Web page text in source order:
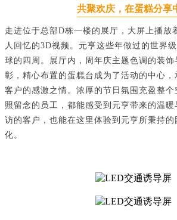
共聚欢庆，在蛋糕分享
走进位于总部D栋一楼的展厅，大屏上播放
人回忆的3D视频。元亨这些年做过的世界
球的四周。展厅内，周年庆主题色调的装
彰，精心布置的蛋糕台成为了活动的中心
客户的感激之情。浓厚的节日氛围充盈整
照留念的员工，都能感受到元亨带来的温暖
访的客户，也能在这里体验到元亨所秉持
化。